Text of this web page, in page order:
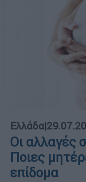
Ελλάδα|
Οι αλλαγές
Ποιες
επίδομα